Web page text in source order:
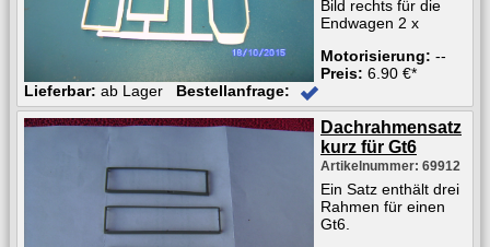
Bild rechts für die
Endwagen 2 x
Motorisierung: --
Preis: 6.90 €*
Lieferbar: ab Lager Bestellanfrage:
Dachrahmensatz
kurz für Gt6
Artikelnummer: 69912
Ein Satz enthält drei
Rahmen für einen
Gt6.